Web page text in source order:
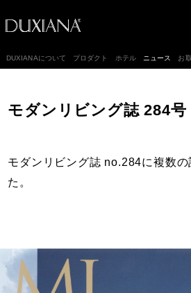
DUXIANAについて プロダクト ホテル ニュース お
モダンリビング誌 284号
モダンリビング誌 no.284に複数
た。